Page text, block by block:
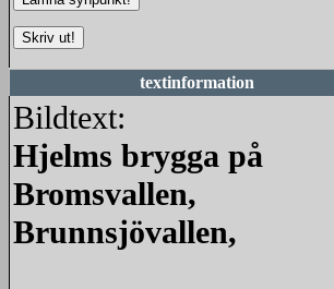
textinformation
Bildtext:
Hjelms brygga på
Bromsvallen,
Brunnsjövallen,